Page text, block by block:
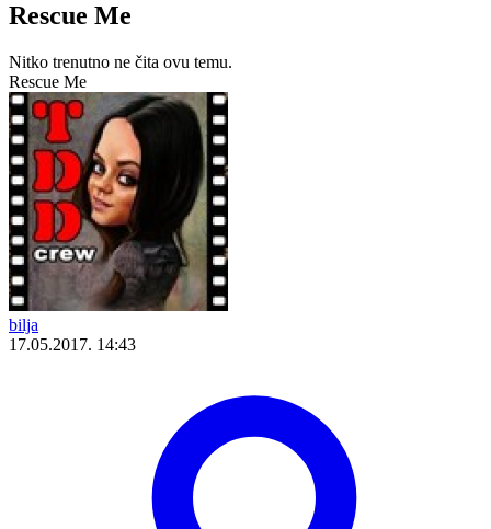
Rescue Me
Nitko trenutno ne čita ovu temu.
Rescue Me
bilja
17.05.2017. 14:43